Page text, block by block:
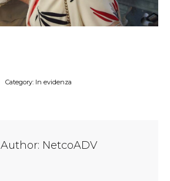
Category: In evidenza
Author: NetcoADV